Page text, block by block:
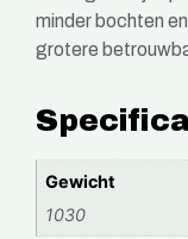
minder bochten
grotere
Gewicht
1030